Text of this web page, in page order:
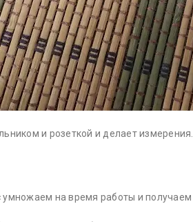
и розеткой и делает
умножаем на время работы и получаем